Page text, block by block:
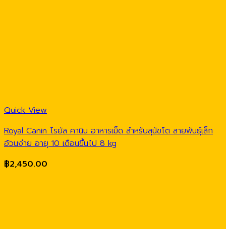
Quick View
Royal Canin โรยัล คานิน อาหารเม็ด สำหรับสุนัขโต สายพันธุ์เล็ก
อ้วนง่าย อายุ 10 เดือนขึ้นไป 8 kg
฿2,450.00